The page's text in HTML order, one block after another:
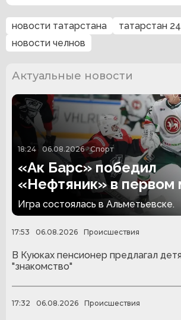
новости татарстана
татарстан 24
новости челнов
Актуальные новости
18:24 06.08.2026 Спорт
«Ак Барс» победил
«Нефтяник» в первом
сезона
Игра состоялась в Альметьевске.
17:53 06.08.2026 Происшествия
В Куюках пенсионер предлагал
"знакомство"
17:32 06.08.2026 Происшествия